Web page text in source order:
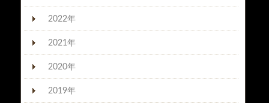
2022年
2021年
2020年
2019年